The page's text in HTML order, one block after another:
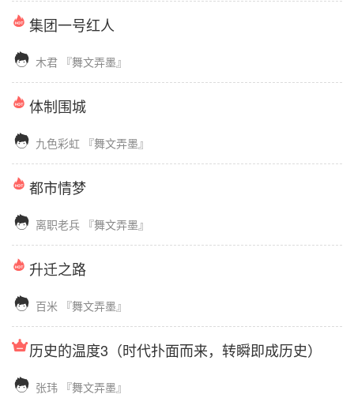
集团一号红人
 木君 『舞文弄墨』
体制围城
 九色彩虹 『舞文弄墨』
都市情梦
 离职老兵 『舞文弄墨』
升迁之路
 百米 『舞文弄墨』
历史的温度3（时代扑面而来，转瞬即成历史）
 张玮 『舞文弄墨』